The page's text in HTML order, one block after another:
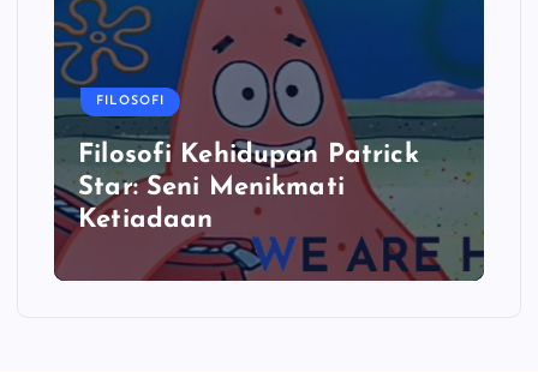
FILOSOFI
Filosofi Kehidupan Patrick
Star: Seni Menikmati
Ketiadaan